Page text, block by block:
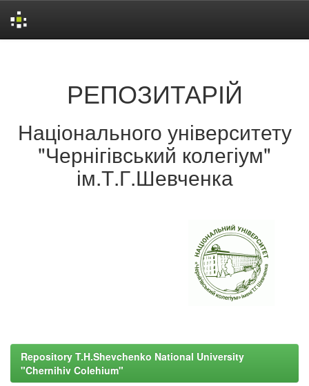
РЕПОЗИТАРІЙ
Національного університету
"Чернігівський колегіум"
ім.Т.Г.Шевченка
Repository T.H.Shevchenko National University
"Chernihiv Colehium"